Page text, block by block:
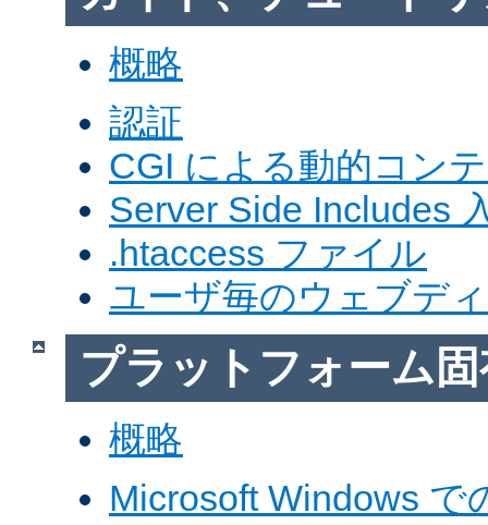
概略
認証
CGI による動的コン
Server Side Includes
.htaccess ファイル
ユーザ毎のウェブデ
プラットフォーム
概略
Microsoft Windows で